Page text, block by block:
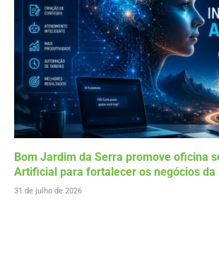
Bom Jardim da Serra promove oficina
Artificial para fortalecer os negócios da
31 de julho de 2026